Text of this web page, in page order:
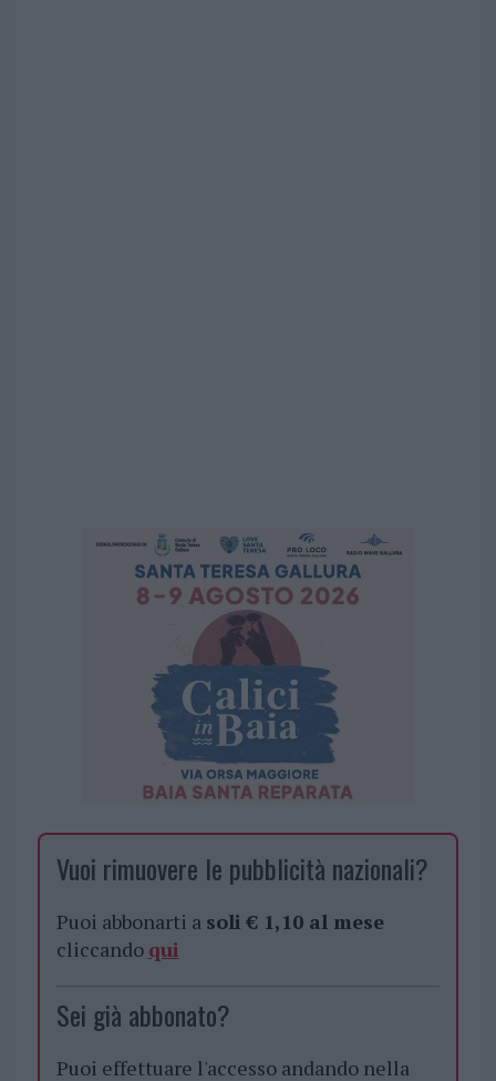
Vuoi rimuovere le pubblicità nazionali?
Puoi abbonarti a soli € 1,10 al mese
cliccando qui
Sei già abbonato?
Puoi effettuare l'accesso andando nella